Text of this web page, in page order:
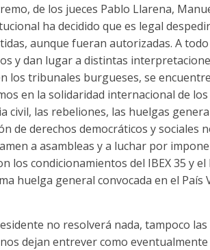
de los jueces Pablo Llarena,
ha decidido que es legal
aunque fueran autorizadas. A
y dan lugar a distintas
los tribunales burgueses, se
en la solidaridad internacional de
civil, las rebeliones, las huelgas
de derechos democráticos y sociales
a asambleas y a luchar por
los condicionamientos del IBEX 35 y
huelga general convocada en el País
no resolverá nada, tampoco
dejan entrever como